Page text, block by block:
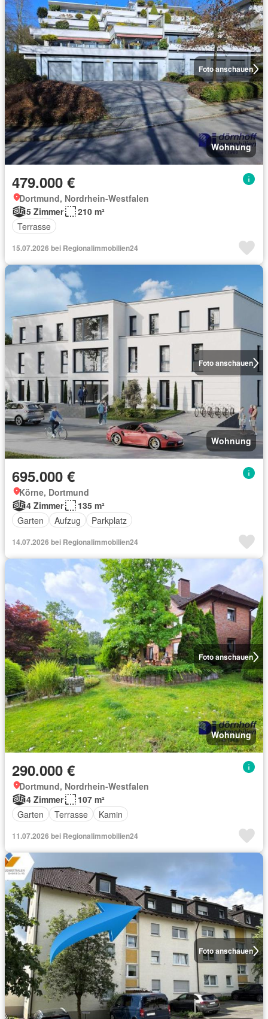
Foto anschauen
Wohnung
479.000 €
Dortmund, Nordrhein-Westfalen
5 Zimmer
210 m²
Terrasse
15.07.2026 bei Regionalimmobilien24
Foto anschauen
Wohnung
695.000 €
Körne, Dortmund
4 Zimmer
135 m²
Garten
Aufzug Parkplatz
14.07.2026 bei Regionalimmobilien24
Foto anschauen
Wohnung
290.000 €
Dortmund, Nordrhein-Westfalen
4 Zimmer
107 m²
Garten
Terrasse Kamin
11.07.2026 bei Regionalimmobilien24
Foto anschauen